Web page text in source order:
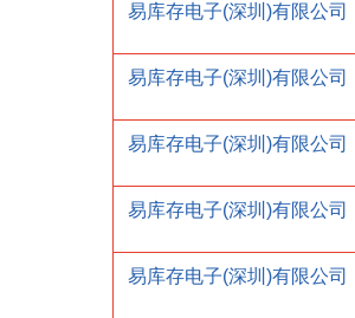
易库存电子(深圳)有限公司
易库存电子(深圳)有限公司
易库存电子(深圳)有限公司
易库存电子(深圳)有限公司
易库存电子(深圳)有限公司